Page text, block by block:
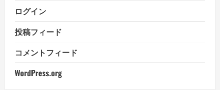
ログイン
投稿フィード
コメントフィード
WordPress.org